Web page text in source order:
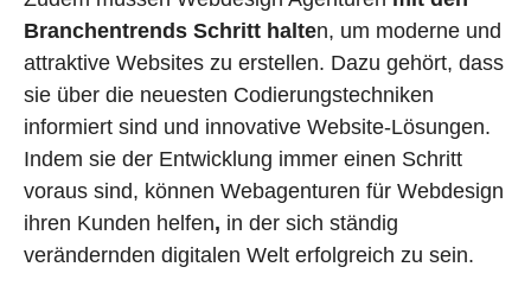
Branchentrends Schritt halten, um moderne und
attraktive Websites zu erstellen. Dazu gehört, dass
sie über die neuesten Codierungstechniken
informiert sind und innovative Website-Lösungen.
Indem sie der Entwicklung immer einen Schritt
voraus sind, können Webagenturen für Webdesign
ihren Kunden helfen, in der sich ständig
verändernden digitalen Welt erfolgreich zu sein.